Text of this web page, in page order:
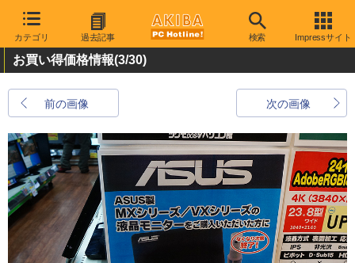
カテゴリ 過去記事 検索 Impressサイト
お買い得価格情報(3/30)
前の画像 次の画像